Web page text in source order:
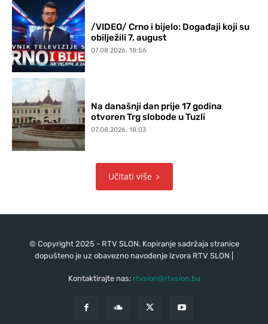
/VIDEO/ Crno i bijelo: Događaji koji su
obilježili 7. august
07.08.2026. 18:56
Na današnji dan prije 17 godina
otvoren Trg slobode u Tuzli
07.08.2026. 18:03
Učitati više
© Copyright 2025 - RTV SLON. Kopiranje sadržaja stranice
dopušteno je uz obavezno navođenje izvora RTV SLON |
Kontaktirajte nas: rtvslon@rtvslon.ba